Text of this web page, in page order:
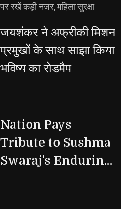
पर रखें कड़ी नजर, महिला सुरक्षा
और प्रभावी बनाएं, बाढ़ प्रभावित क्षेत्रों
में राहत कार्यों में न आए कोई कमी,
तटबंधों की सुरक्षा बढ़ाएं, कटान
जयशंकर ने अफ्रीकी मिशन
प्रमुखों के साथ साझा किया
भविष्य का रोडमैप
Nation Pays
Tribute to Sushma
Swaraj's Enduring